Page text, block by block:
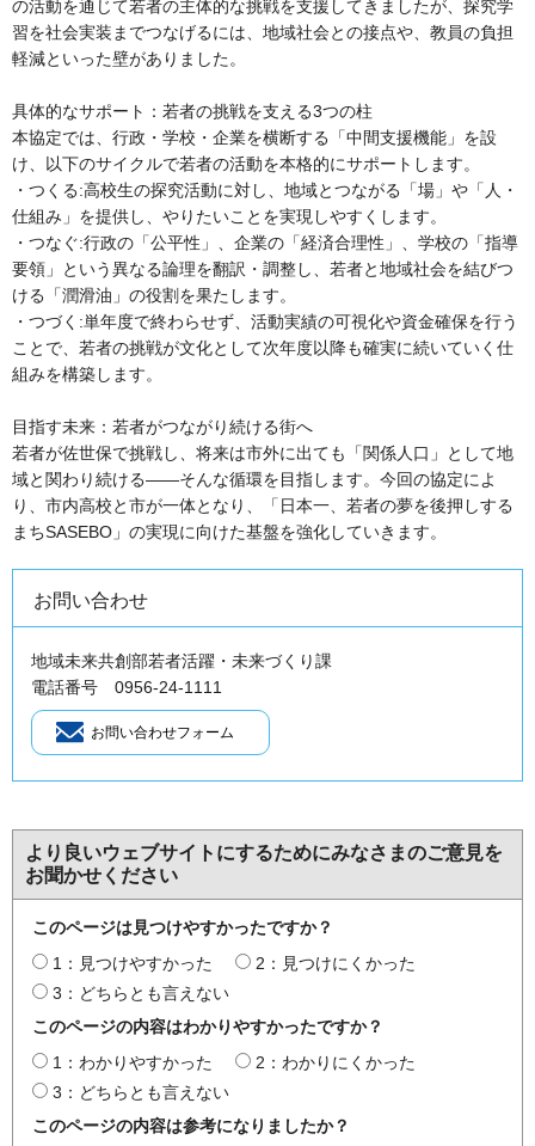
の活動を通じて若者の主体的な挑戦を支援してきましたが、探究学
習を社会実装までつなげるには、地域社会との接点や、教員の負担
軽減といった壁がありました。
具体的なサポート：若者の挑戦を支える3つの柱
本協定では、行政・学校・企業を横断する「中間支援機能」を設
け、以下のサイクルで若者の活動を本格的にサポートします。
・つくる:高校生の探究活動に対し、地域とつながる「場」や「人・
仕組み」を提供し、やりたいことを実現しやすくします。
・つなぐ:行政の「公平性」、企業の「経済合理性」、学校の「指導
要領」という異なる論理を翻訳・調整し、若者と地域社会を結びつ
ける「潤滑油」の役割を果たします。
・つづく:単年度で終わらせず、活動実績の可視化や資金確保を行う
ことで、若者の挑戦が文化として次年度以降も確実に続いていく仕
組みを構築します。
目指す未来：若者がつながり続ける街へ
若者が佐世保で挑戦し、将来は市外に出ても「関係人口」として地
域と関わり続ける――そんな循環を目指します。今回の協定によ
り、市内高校と市が一体となり、「日本一、若者の夢を後押しする
まちSASEBO」の実現に向けた基盤を強化していきます。
お問い合わせ
地域未来共創部若者活躍・未来づくり課
電話番号 0956-24-1111
より良いウェブサイトにするためにみなさまのご意見を
お聞かせください
このページは見つけやすかったですか？
1：見つけやすかった
2：見つけにくかった
3：どちらとも言えない
このページの内容はわかりやすかったですか？
1：わかりやすかった
2：わかりにくかった
3：どちらとも言えない
このページの内容は参考になりましたか？